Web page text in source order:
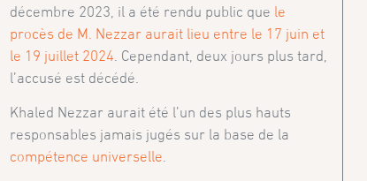
décembre 2023, il a été rendu public que le
procès de M. Nezzar aurait lieu entre le 17 juin et
le 19 juillet 2024. Cependant, deux jours plus tard,
l’accusé est décédé.
Khaled Nezzar aurait été l’un des plus hauts
responsables jamais jugés sur la base de la
compétence universelle.